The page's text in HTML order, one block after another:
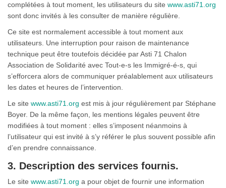
complétées à tout moment, les utilisateurs du site www.asti71.org
sont donc invités à les consulter de manière régulière.
Ce site est normalement accessible à tout moment aux
utilisateurs. Une interruption pour raison de maintenance
technique peut être toutefois décidée par Asti 71 Chalon
Association de Solidarité avec Tout-e-s les Immigré-é-s, qui
s’efforcera alors de communiquer préalablement aux utilisateurs
les dates et heures de l’intervention.
Le site www.asti71.org est mis à jour régulièrement par Stéphane
Boyer. De la même façon, les mentions légales peuvent être
modifiées à tout moment : elles s’imposent néanmoins à
l’utilisateur qui est invité à s’y référer le plus souvent possible afin
d’en prendre connaissance.
3. Description des services fournis.
Le site www.asti71.org a pour objet de fournir une information